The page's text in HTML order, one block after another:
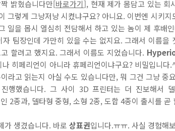
밝혔습니다만[바로가기], 현재 제가 몸담고 있는 회
그렇게 그냥저냥 시켰냐구요? 아니요. 이번엔 시키
일을 몹시 열심히 전담해서 하고 있는 놈이 제 후배
팀장인데 가만히 있을 수는 없지요. 그래서 이름
할려고 했지요. 그래서 이름도 지었습니다.
나 히페리언이 아니라 휴페리언이냐구요? 비밀입니
라고 읽는지 아실 수도 있습니다만, 뭐 그건 그냥
행했습니다. 그 사이 3D 프린터는 더 진보해서
2종과, 델타형 중형, 소형 2종, 도합 4종이 출시를 곧
가 생겼습니다. 바로 상표권입니다.ㅠㅠ. 사실 경험해